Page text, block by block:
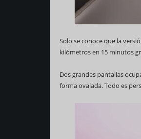
Solo se conoce que la
kilómetros en 15 minutos
Dos grandes pantallas
forma ovalada. Todo es